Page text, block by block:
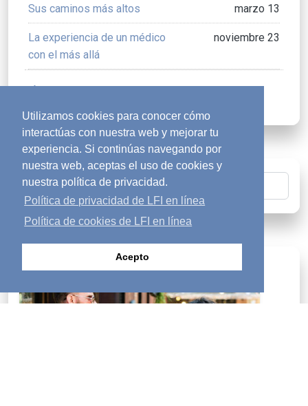
Utilizamos cookies para conocer cómo
interactúas con nuestra web y mejorar tu
experiencia. Si continúas navegando por
nuestra web, aceptas el uso de cookies y
nuestra política de privacidad.
Política de privacidad de LFI en línea
Política de cookies de LFI en línea
Acepto
Sus caminos más altos marzo 13
La experiencia de un médico
con el más allá
noviembre 23
arrow_back_ios Archivos
Buscar
¿Buscas respuestas?